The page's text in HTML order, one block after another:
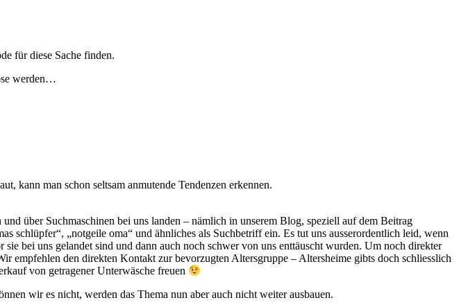
für diese Sache finden.
werden…
kann man schon seltsam anmutende Tendenzen erkennen.
über Suchmaschinen bei uns landen – nämlich in unserem Blog, speziell auf dem Beitrag
schlüpfer“, „notgeile oma“ und ähnliches als Suchbetriff ein. Es tut uns ausserordentlich leid, wenn
bei uns gelandet sind und dann auch noch schwer von uns enttäuscht wurden. Um noch direkter
empfehlen den direkten Kontakt zur bevorzugten Altersgruppe – Altersheime gibts doch schliesslich
von getragener Unterwäsche freuen
wir es nicht, werden das Thema nun aber auch nicht weiter ausbauen.